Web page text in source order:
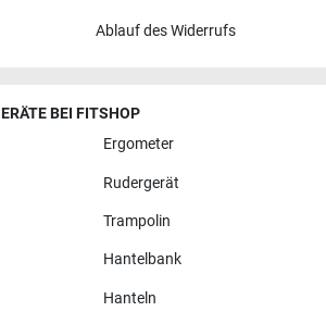
Ablauf des Widerrufs
BEI FITSHOP
Ergometer
Rudergerät
Trampolin
Hantelbank
Hanteln